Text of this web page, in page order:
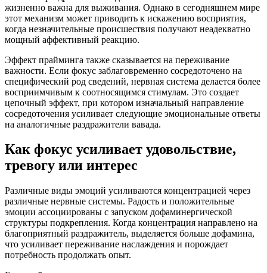
жизненно важна для выживания. Однако в сегодняшнем мире
этот механизм может приводить к искажению восприятия,
когда незначительные происшествия получают неадекватно
мощный аффективный реакцию.
Эффект прайминга также сказывается на переживание
важности. Если фокус заблаговременно сосредоточено на
специфический род сведений, нервная система делается более
восприимчивым к соотносящимся стимулам. Это создает
цепочный эффект, при котором изначальный направление
сосредоточения усиливает следующие эмоциональные ответы
на аналогичные раздражители вавада.
Как фокус усиливает удовольствие,
тревогу или интерес
Различные виды эмоций усиливаются концентрацией через
различные нервные системы. Радость и положительные
эмоции ассоциированы с запуском дофаминергической
структуры подкрепления. Когда концентрация направлено на
благоприятный раздражитель, выделяется больше дофамина,
что усиливает переживание наслаждения и порождает
потребность продолжать опыт.